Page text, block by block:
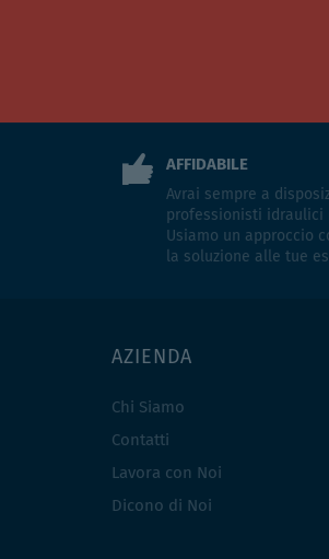
AFFIDABILE
Avrai sempre a
professionisti idraulici
Usiamo un approccio
la soluzione alle tue
AZIENDA
Chi Siamo
Contatti
Lavora con Noi
Dicono di Noi